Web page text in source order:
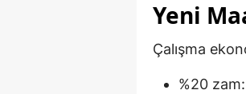
Yeni
Çalışma
%20 zam: